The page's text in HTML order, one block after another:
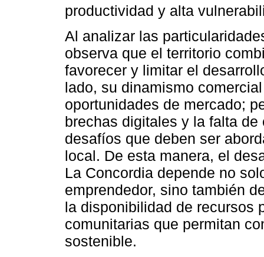
productividad y alta
Al analizar las
observa que el territorio
favorecer y limitar el
lado, su dinamismo
oportunidades de mercado;
brechas digitales y la falta
desafíos que deben ser
local. De esta manera, el
La Concordia depende no
emprendedor, sino también
la disponibilidad de recursos
comunitarias que permitan
sostenible.